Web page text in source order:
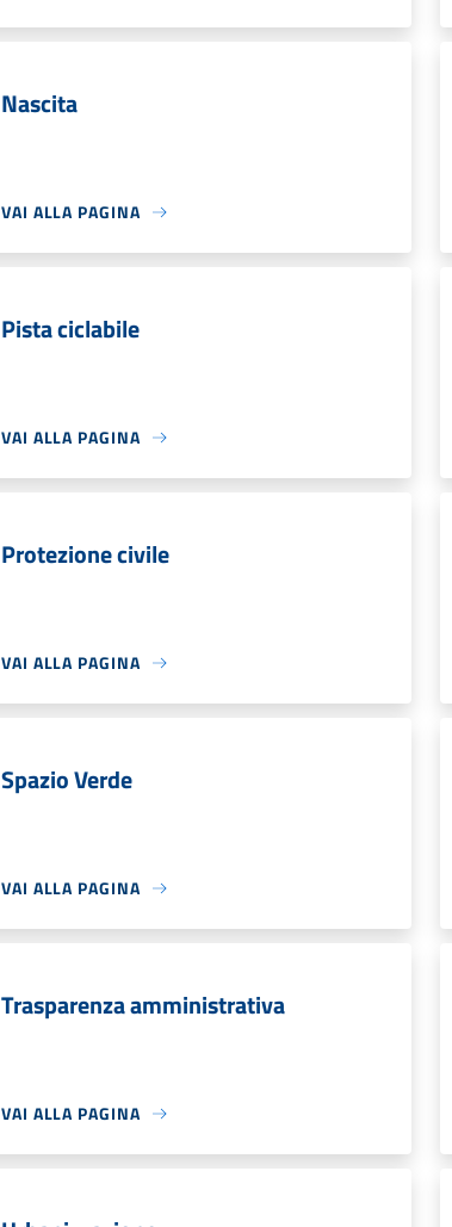
Nascita
VAI ALLA PAGINA
Pista ciclabile
VAI ALLA PAGINA
Protezione civile
VAI ALLA PAGINA
Spazio Verde
VAI ALLA PAGINA
Trasparenza amministrativa
VAI ALLA PAGINA